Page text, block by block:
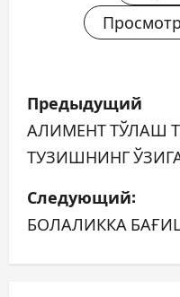
Н
а
в
и
г
Предыдущий
АЛИМЕНТ ТЎЛАШ
ТУЗИШНИНГ
Следующий:
БОЛАЛИККА